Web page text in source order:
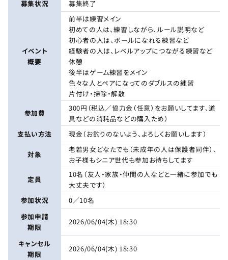
募集状況
募集終了
イベント
概要
前半は練習メイン
初めての人は、練習しながら、ルール説明など
初心者の人は、ボールになれる練習など
経験者の人は、レベルアップにつながる練習など
休憩
後半はゲーム練習をメイン
色々な人とペアになってのダブルスの練習
片付け・掃除・解散
参加費
300円（税込／協力金（任意）をお願いしてます、道
具などの消耗品などの購入ため）
支払い方法
現金（お釣りのないよう、よろしくお願いします）
対象
老若男女どなたでも（未成年の人は保護者同伴）、
お子様もシニア世代も参加お待ちしてます
定員
10名（友人・家族・仲間の人などと一緒に参加でも
大丈夫です）
参加状況
0／10名
参加申請
期限
2026/06/04(木) 18:30
キャンセル
期限
2026/06/04(木) 18:30